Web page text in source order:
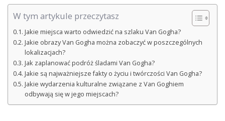
W tym artykule przeczytasz
Jakie miejsca warto odwiedzić na szlaku Van Gogha?
Jakie obrazy Van Gogha można zobaczyć w poszczególnych
lokalizacjach?
Jak zaplanować podróż śladami Van Gogha?
Jakie są najważniejsze fakty o życiu i twórczości Van Gogha?
Jakie wydarzenia kulturalne związane z Van Goghiem
odbywają się w jego miejscach?